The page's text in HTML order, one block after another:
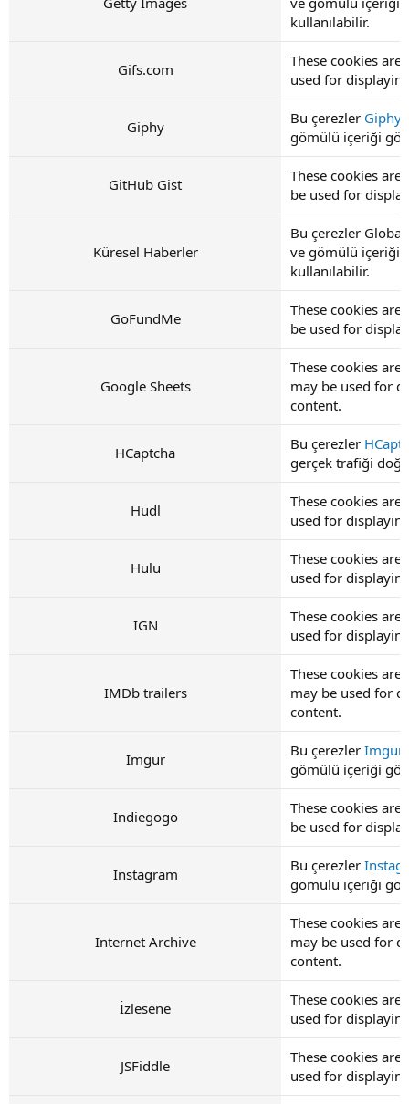
kullanılabilir.
Gifs.com
These cookies
used for
Giphy Bu çerezler Giphy
gömülü içeriği
GitHub Gist
These cookies
be used for
Küresel Haberler
Bu çerezler
ve gömülü
kullanılabilir.
GoFundMe
These cookies
be used for
Google Sheets
These cookies are
may be used for
content.
HCaptcha Bu çerezler
gerçek trafiği
Hudl
These cookies
used for
Hulu
These cookies
used for
IGN
These cookies are
used for
IMDb trailers
These cookies
may be used for
content.
Imgur Bu çerezler Imgur
gömülü içeriği
Indiegogo
These cookies
be used for
Instagram Bu çerezler
gömülü içeriği
Internet Archive
These cookies
may be used for
content.
İzlesene
These cookies are
used for
JSFiddle
These cookies are
used for